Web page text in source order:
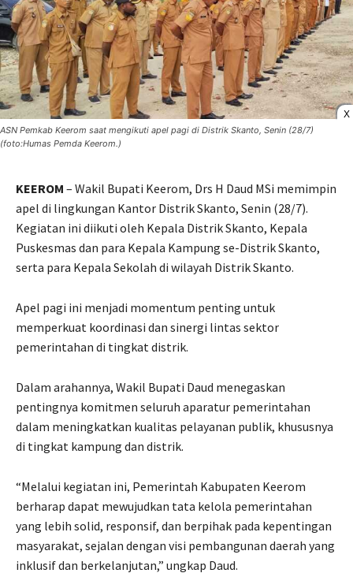
X
ASN Pemkab Keerom saat mengikuti apel pagi di Distrik Skanto, Senin (28/7)
(foto:Humas Pemda Keerom.)
KEEROM – Wakil Bupati Keerom, Drs H Daud MSi memimpin
apel di lingkungan Kantor Distrik Skanto, Senin (28/7).
Kegiatan ini diikuti oleh Kepala Distrik Skanto, Kepala
Puskesmas dan para Kepala Kampung se-Distrik Skanto,
serta para Kepala Sekolah di wilayah Distrik Skanto.
Apel pagi ini menjadi momentum penting untuk
memperkuat koordinasi dan sinergi lintas sektor
pemerintahan di tingkat distrik.
Dalam arahannya, Wakil Bupati Daud menegaskan
pentingnya komitmen seluruh aparatur pemerintahan
dalam meningkatkan kualitas pelayanan publik, khususnya
di tingkat kampung dan distrik.
“Melalui kegiatan ini, Pemerintah Kabupaten Keerom
berharap dapat mewujudkan tata kelola pemerintahan
yang lebih solid, responsif, dan berpihak pada kepentingan
masyarakat, sejalan dengan visi pembangunan daerah yang
inklusif dan berkelanjutan,” ungkap Daud.